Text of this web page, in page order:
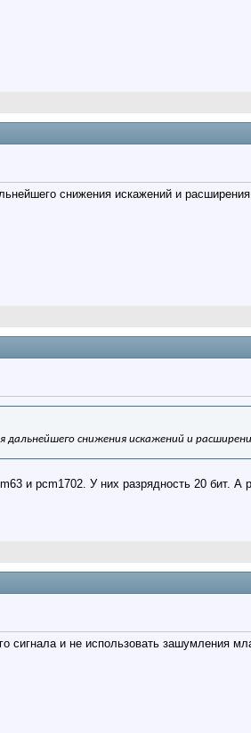
снижения искажений и
снижения искажений и
и pcm1702. У них разрядность 20 бит. А
сигнала и не использовать зашумления